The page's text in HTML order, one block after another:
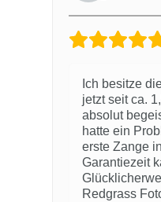
Ich besitze
jetzt seit ca.
absolut
hatte ein
erste Zange
Garantiezeit
Redgrass